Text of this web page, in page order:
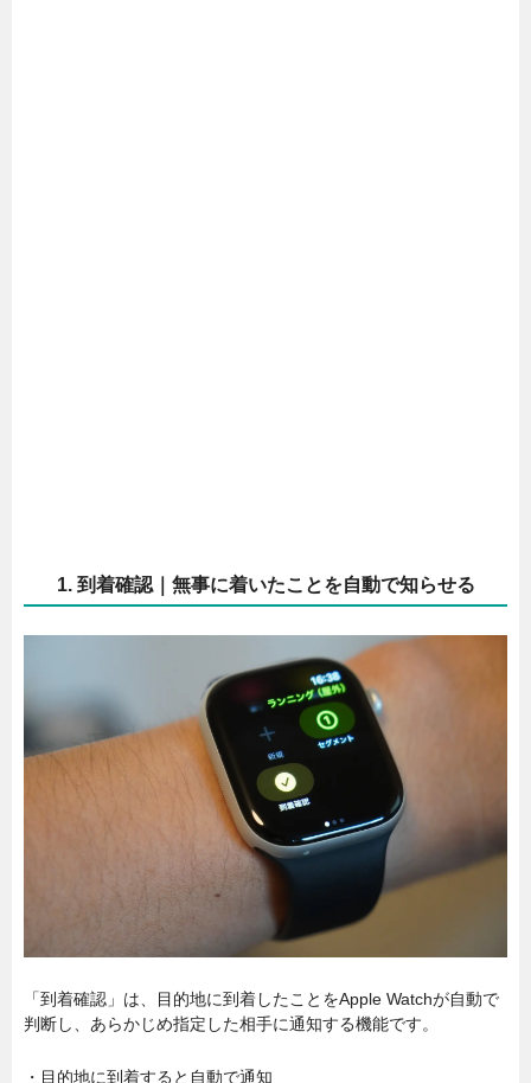
1. 到着確認｜無事に着いたことを自動で知らせる
「到着確認」は、目的地に到着したことをApple Watchが自動で
判断し、あらかじめ指定した相手に通知する機能です。
・目的地に到着すると自動で通知